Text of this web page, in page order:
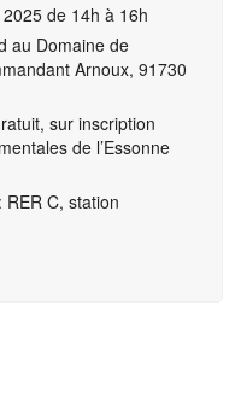
de 14h à 16h
au Domaine de
Arnoux, 91730
sur inscription
de l’Essonne
: RER C, station